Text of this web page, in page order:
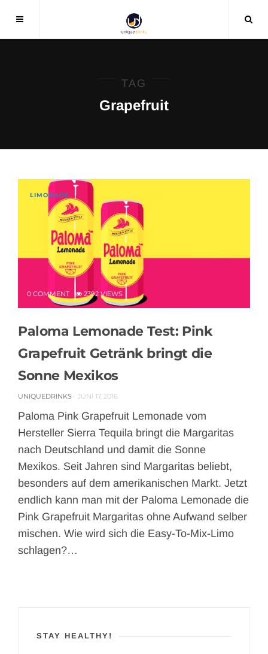
TAG
Grapefruit
LIMONADE
0 COMMENT 2392 VIEWS
Paloma Lemonade Test: Pink
Grapefruit Getränk bringt die
Sonne Mexikos
UNIQUEDRINKS JUNI 17, 2016
Paloma Pink Grapefruit Lemonade vom
Hersteller Sierra Tequila bringt die Margaritas
nach Deutschland und damit die Sonne
Mexikos. Seit Jahren sind Margaritas beliebt,
besonders auf dem amerikanischen Markt. Jetzt
endlich kann man mit der Paloma Lemonade die
Pink Grapefruit Margaritas ohne Aufwand selber
mischen. Wie wird sich die Easy-To-Mix-Limo
schlagen?…
STAY HEALTHY!